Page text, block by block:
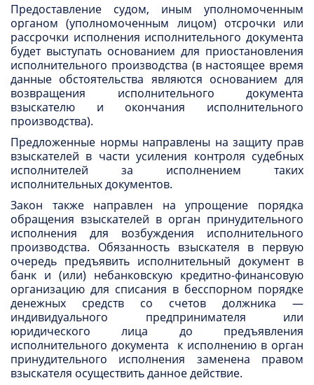
Предоставление судом, иным уполномоченным
органом (уполномоченным лицом) отсрочки или
рассрочки исполнения исполнительного документа
будет выступать основанием для приостановления
исполнительного производства (в настоящее время
данные обстоятельства являются основанием для
возвращения исполнительного документа
взыскателю и окончания исполнительного
производства).
Предложенные нормы направлены на защиту прав
взыскателей в части усиления контроля судебных
исполнителей за исполнением таких
исполнительных документов.
Закон также направлен на упрощение порядка
обращения взыскателей в орган принудительного
исполнения для возбуждения исполнительного
производства. Обязанность взыскателя в первую
очередь предъявить исполнительный документ в
банк и (или) небанковскую кредитно-финансовую
организацию для списания в бесспорном порядке
денежных средств со счетов должника —
индивидуального предпринимателя или
юридического лица до предъявления
исполнительного документа к исполнению в орган
принудительного исполнения заменена правом
взыскателя осуществить данное действие.